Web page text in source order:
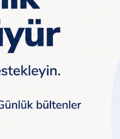
kanser raporunu